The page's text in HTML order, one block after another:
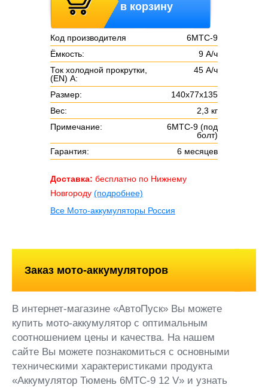
в корзину
Код производителя
6МТС-9
Ёмкость:
9 А/ч
Ток холодной прокрутки,
(EN) А:
45 А/ч
Размер:
140х77х135
Вес:
2,3 кг
Примечание:
6МТС-9 (под
болт)
Гарантия:
6 месяцев
Доставка: бесплатно по Нижнему
Новгороду (подробнее)
Все Мото-аккумуляторы Россия
Заказ мото-аккумуляторов
В интернет-магазине «АвтоПуск» Вы можете
купить мото-аккумулятор с оптимальным
соотношением цены и качества. На нашем
сайте Вы можете познакомиться с основными
техническими характеристиками продукта
«Аккумулятор Тюмень 6МТС-9 12 V» и узнать